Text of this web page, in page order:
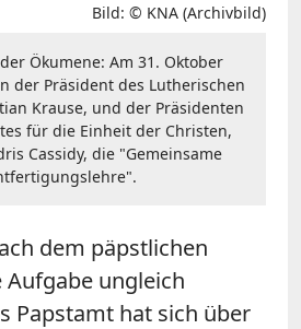
Bild: © KNA (Archivbild)
Ökumene: Am 31. Oktober
der Präsident des Lutherischen
Krause, und der Präsidenten
für die Einheit der Christen,
Cassidy, die "Gemeinsame
dem päpstlichen
Aufgabe ungleich
Papstamt hat sich über